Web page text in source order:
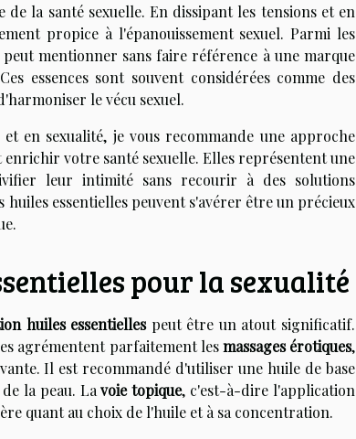
la santé sexuelle. En dissipant les tensions et en
propice à l'épanouissement sexuel. Parmi les
mentionner sans faire référence à une marque
essences sont souvent considérées comme des
le vécu sexuel.
en sexualité, je vous recommande une approche
votre santé sexuelle. Elles représentent une
leur intimité sans recourir à des solutions
essentielles peuvent s'avérer être un précieux
pour la sexualité
huiles essentiellespeut être un atout significatif.
agrémentent parfaitement lesmassages érotiques,
Il est recommandé d'utiliser une huile de base
la peau. Lavoie topique, c'est-à-dire l'application
quant au choix de l'huile et à sa concentration.